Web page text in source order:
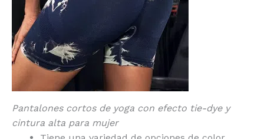
Pantalones cortos de yoga con efecto tie-dye y
cintura alta para mujer